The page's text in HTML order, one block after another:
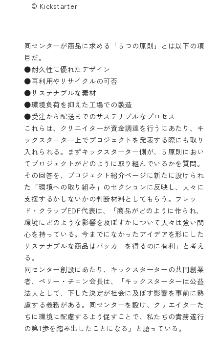
© Kickstarter
同センターが商品に求める「５つの原則」とは以下の項
目だ。
●耐久性に優れたデザイン
●再利用やリサイクルの可否
●サステナブルな素材
●環境負荷を抑えた工場での製造
●受注から配送までのサステナブルなプロセス
これらは、クリエイターが資金調達を行うにあたり、キ
ックスターター上でプロジェクトを発表する際にも取り
入れられる。まずキックスターター側が、５原則におい
てプロジェクトがどのように取り組んでいるかを質問。
その回答を、プロジェクト紹介ページに新たに設けられ
た「環境への取り組み」のセクションに反映し、人々に
支援するかしないかの判断材料としてもらう。フレッ
ド・クラップEDF代表は、「商品がどのように作られ、
環境にどのような影響を及ぼすかについて人々は強い関
心を持っている。今までになかったアイデアを形にした
サステナブルな商品はバッカ―を得るのに有利」と考え
る。
同センター創設にあたり、キックスターターの共同創業
者、ペリー・チェン会長は、「キックスターターは公益
法人として、下した決定が社会に及ぼす影響を事前に熟
慮する義務がある。同センターを設け、クリエイターた
ちに環境に配慮するよう促すことで、私たちの責務遂行
の第1歩を踏み出したことになる」と語っている。